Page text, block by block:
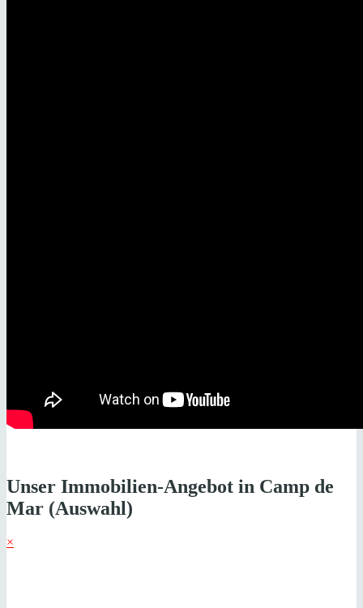
Unser Immobilien-Angebot in Camp de
Mar (Auswahl)
×